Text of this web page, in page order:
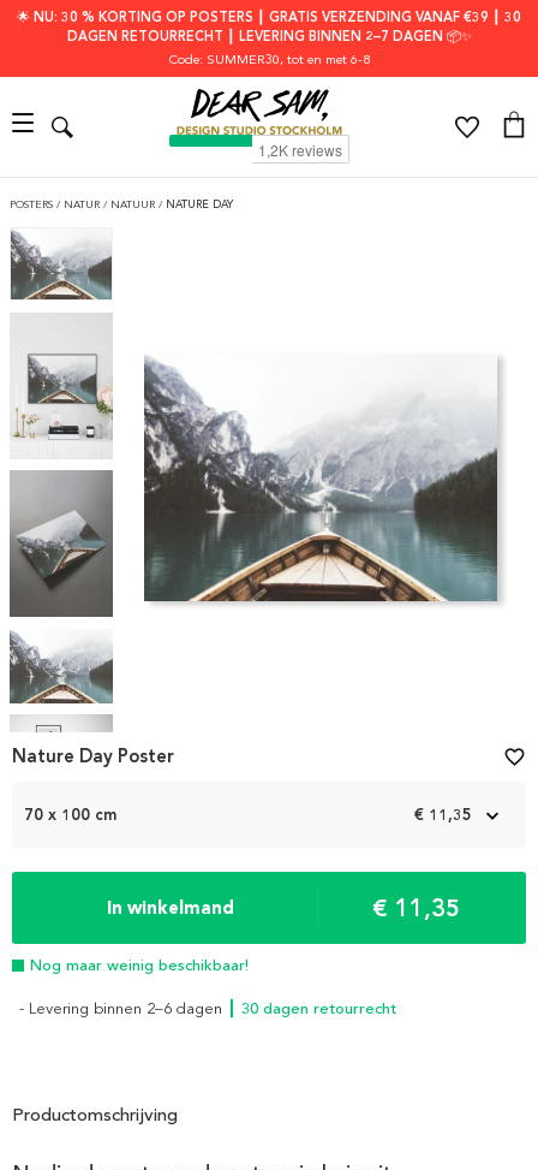
🌟 NU: 30 % KORTING OP POSTERS ┃ GRATIS VERZENDING VANAF €39 ┃ 30
DAGEN RETOURRECHT ┃ LEVERING BINNEN 2–7 DAGEN 📦✨
Code: SUMMER30, tot en met 6-8
POSTERS / NATUR / NATUUR / NATURE DAY
Item
7
70 x 100 cm € 11,35
In winkelmand € 11,35
Nog maar weinig beschikbaar!
- Levering binnen 2–6 dagen ┃ 30 dagen retourrecht
Nature Day Poster favorite_border
Productomschrijving